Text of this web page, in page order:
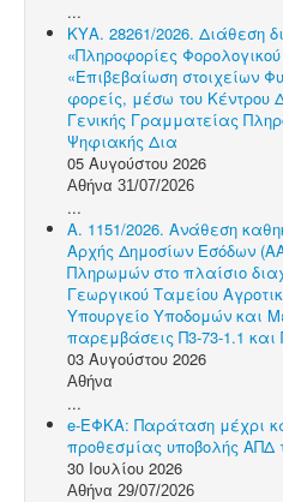
...
ΚΥΑ. 28261/2026. Διάθεση
«Πληροφορίες
«Επιβεβαίωση στοιχείων
φορείς, μέσω του Κέντρου
Γενικής Γραμματείας
Ψηφιακής Δια
05 Αυγούστου 2026
Αθήνα 31/07/2026
...
Α. 1151/2026. Ανάθεση
Αρχής Δημοσίων Εσόδων
Πληρωμών στο πλαίσιο
Γεωργικού Ταμείου
Υπουργείο Υποδομών και
παρεμβάσεις Π3-73-1.1 και
03 Αυγούστου 2026
Αθήνα
...
e-ΕΦΚΑ: Παράταση μέχρι
προθεσμίας υποβολής ΑΠΔ
30 Ιουλίου 2026
Αθήνα 29/07/2026